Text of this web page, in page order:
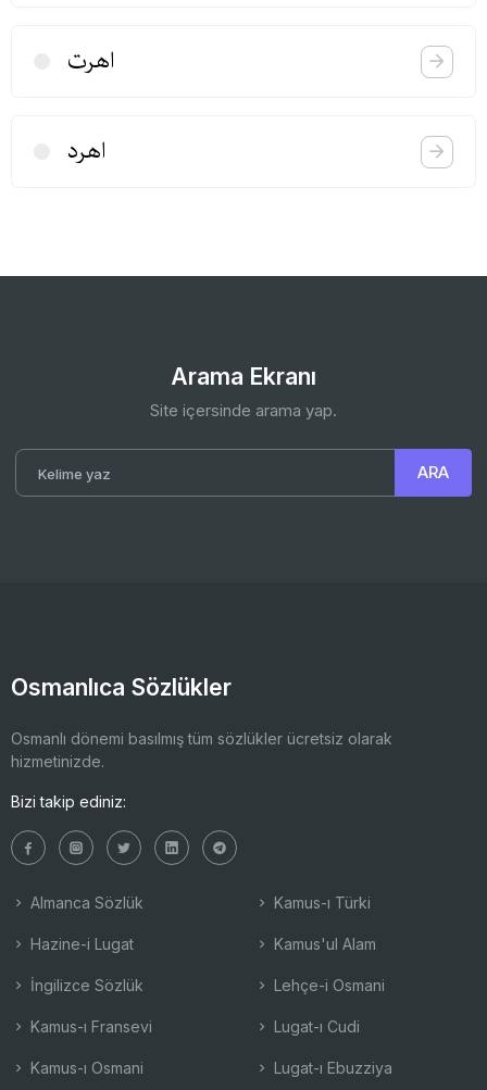
اهرت
اهرد
Arama Ekranı
Site içersinde arama yap.
Osmanlıca Sözlükler
Osmanlı dönemi basılmış tüm sözlükler ücretsiz olarak
hizmetinizde.
Bizi takip ediniz:
Almanca Sözlük
Hazine-i Lugat
İngilizce Sözlük
Kamus-ı Fransevi
Kamus-ı Osmani
Kamus-ı Türki
Kamus'ul Alam
Lehçe-i Osmani
Lugat-ı Cudi
Lugat-ı Ebuzziya